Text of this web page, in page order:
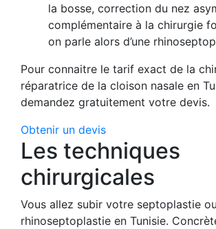
la bosse, correction du nez
complémentaire à la chirurgie
on parle alors d’une
Pour connaitre le tarif exact de la
réparatrice de la cloison nasale en
demandez gratuitement votre devis.
Obtenir un devis
Les techniques
chirurgicales
Vous allez subir votre septoplastie
rhinoseptoplastie en Tunisie.